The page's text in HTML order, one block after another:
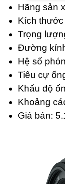
Hãng sản
Kích thước
Trọng
Đường
Hệ số
Tiêu cự
Khẩu độ
Khoảng
Giá bán: